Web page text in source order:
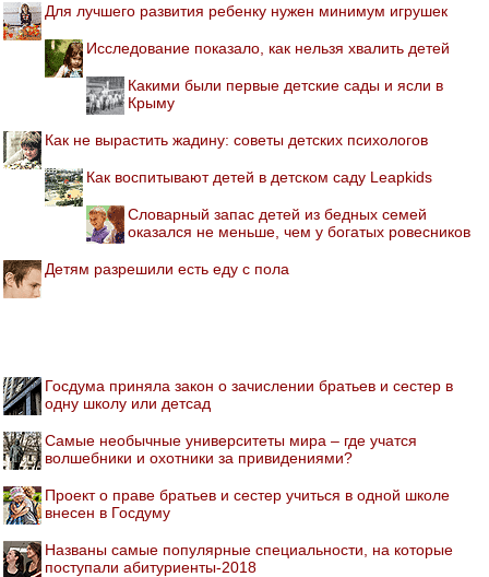
Для лучшего развития ребенку нужен минимум игрушек
Исследование показало, как нельзя хвалить детей
Какими были первые детские сады и ясли в
Крыму
Как не вырастить жадину: советы детских психологов
Как воспитывают детей в детском саду Leapkids
Словарный запас детей из бедных семей
оказался не меньше, чем у богатых ровесников
Детям разрешили есть еду с пола
Госдума приняла закон о зачислении братьев и сестер в
одну школу или детсад
Самые необычные университеты мира – где учатся
волшебники и охотники за привидениями?
Проект о праве братьев и сестер учиться в одной школе
внесен в Госдуму
Названы самые популярные специальности, на которые
поступали абитуриенты-2018